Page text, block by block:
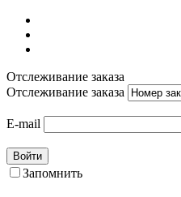
Отслеживание заказа
Отслеживание заказа
E-mail
Войти
Запомнить